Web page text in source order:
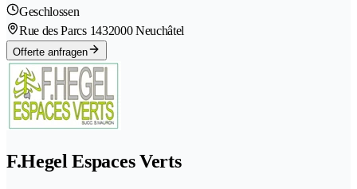
Geschlossen
Rue des Parcs 1432000 Neuchâtel
Offerte anfragen
F.Hegel Espaces Verts